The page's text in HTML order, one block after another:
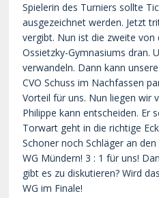
Spielerin des Turniers sollte
ausgezeichnet werden. Jetzt
vergibt. Nun ist die zweite von
Ossietzky-Gymnasiums dran.
verwandeln. Dann kann
CVO Schuss im Nachfassen
Vorteil für uns. Nun liegen wir
Philippe kann entscheiden. Er
Torwart geht in die richtige
Schoner noch Schläger an
WG Mündern! 3 : 1 für uns!
gibt es zu diskutieren? Wird
WG im Finale!